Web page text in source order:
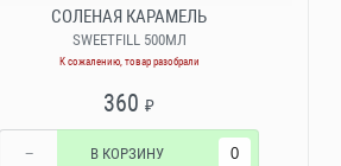
СОЛЕНАЯ КАРАМЕЛЬ
SWEETFILL 500МЛ
К сожалению, товар разобрали
360₽
− В КОРЗИНУ